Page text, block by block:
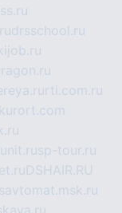
drsschool.ru
rti.com.ru
sp-tour.ru
DSHAIR.RU